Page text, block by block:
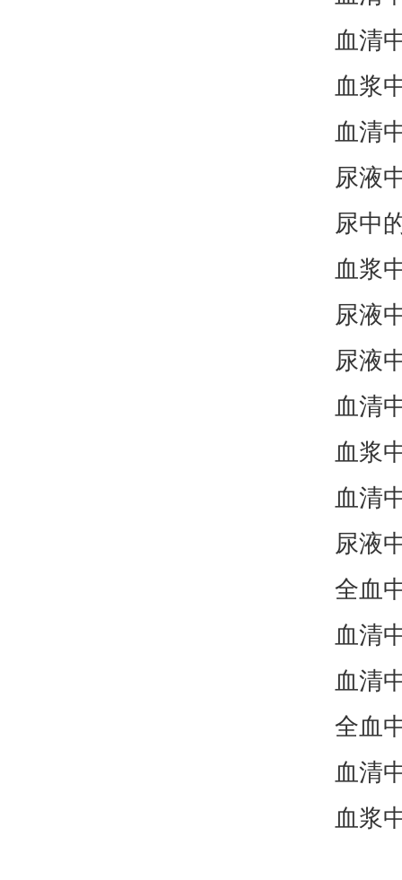
血清
血浆
血清
尿液
尿中
血浆
尿液
尿液
血清
血浆
血清
尿液
全血
血清
血清
全血
血清
血浆